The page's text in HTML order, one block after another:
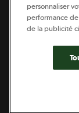
personnaliser
performance
de la publicité